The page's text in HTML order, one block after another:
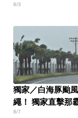
8/3
獨家／白海豚颱
繩！ 獨家直擊那
8/7